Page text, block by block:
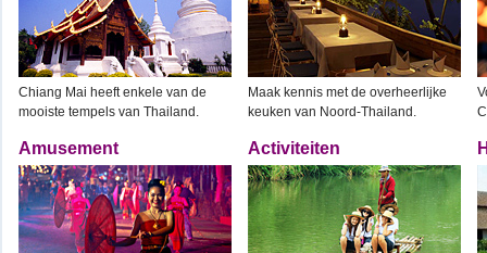
Chiang Mai heeft enkele van de
mooiste tempels van Thailand.
Maak kennis met de overheerlijke
keuken van Noord-Thailand.
Amusement Activiteiten